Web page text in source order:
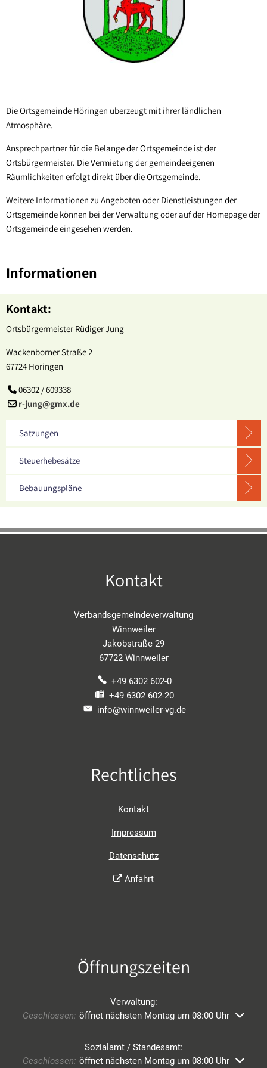
Sippersfeld
Steinbach a. Dbg.
Wartenberg-Rohrbach
OT Potzbach
Die Ortsgemeinde Höringen überzeugt mit ihrer ländlichen
Atmosphäre.
Ansprechpartner für die Belange der Ortsgemeinde ist der
Ortsbürgermeister. Die Vermietung der gemeindeeigenen
Räumlichkeiten erfolgt direkt über die Ortsgemeinde.
Weitere Informationen zu Angeboten oder Dienstleistungen der
Ortsgemeinde können bei der Verwaltung oder auf der Homepage der
Ortsgemeinde eingesehen werden.
Informationen
Kontakt:
Ortsbürgermeister Rüdiger Jung
Wackenborner Straße 2
67724 Höringen
06302 / 609338
r-jung@gmx.de
Satzungen
Steuerhebesätze
Bebauungspläne
Kontakt
Verbandsgemeindeverwaltung
Winnweiler
Jakobstraße 29
67722 Winnweiler
+49 6302 602-0
+49 6302 602-20
info@winnweiler-vg.de
Rechtliches
Kontakt
Impressum
Datenschutz
Anfahrt
Öffnungszeiten
Verwaltung:
Klicken, um weitere Öffnungs- oder Schließzeiten
Geschlossen: öffnet nächsten Montag um 08:00 Uhr
Sozialamt / Standesamt:
Klicken, um weitere Öffnungs- oder Schließzeiten
Geschlossen: öffnet nächsten Montag um 08:00 Uhr